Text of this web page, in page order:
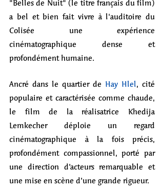
a bel et bien fait vivre à l'auditoire du
Colisée une expérience
cinématographique dense et
profondément humaine.
Ancré dans le quartier de Hay Hlel, cité
populaire et caractérisée comme chaude,
le film de la réalisatrice Khedija
Lemkecher déploie un regard
cinématographique à la fois précis,
profondément compassionnel, porté par
une direction d’acteurs remarquable et
une mise en scène d’une grande rigueur.